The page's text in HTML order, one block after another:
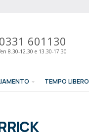
601130
8.30-12.30 e 13.30-17.30
TEMPO LIBERO